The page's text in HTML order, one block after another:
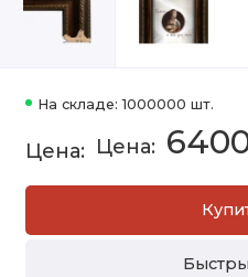
На складе: 1000000 шт.